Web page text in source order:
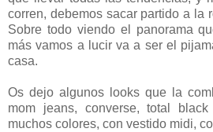
corren, debemos sacar partido a la
Sobre todo viendo el panorama
más vamos a lucir va a ser el
casa.
Os dejo algunos looks que la
mom jeans, converse, total
muchos colores, con vestido midi,